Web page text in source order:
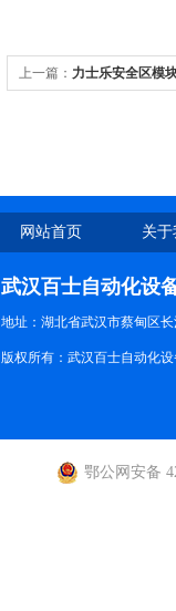
上一篇： 力士乐安全区模
网站首页 关
武汉百士自动化设
地址：湖北省武汉市蔡甸区
版权所有：武汉百士自动化
鄂公网安备